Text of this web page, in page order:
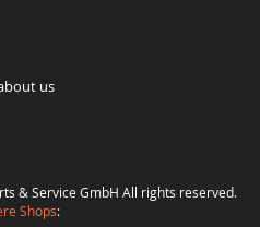
us
& Service GmbH All rights reserved.
Shops: